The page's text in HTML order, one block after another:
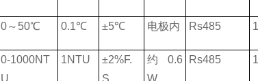
0～ 50℃ 0.1℃ ±5℃ 电极内 Rs485
0-1000NT
U
1NTU ±2%F.
S.
约0.6
W
Rs485